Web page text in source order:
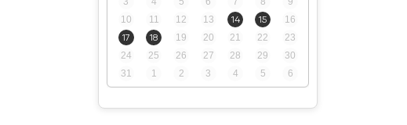
10
11 12 13 14 15
16
17
18 19 20 21 22
23
24
25 26 27 28 29
30
31
1 2 3 4 5 6